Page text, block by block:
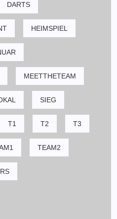
DARTS
HEIMSPIEL
MEETTHETEAM
SIEG
T1 T2 T3
TEAM2